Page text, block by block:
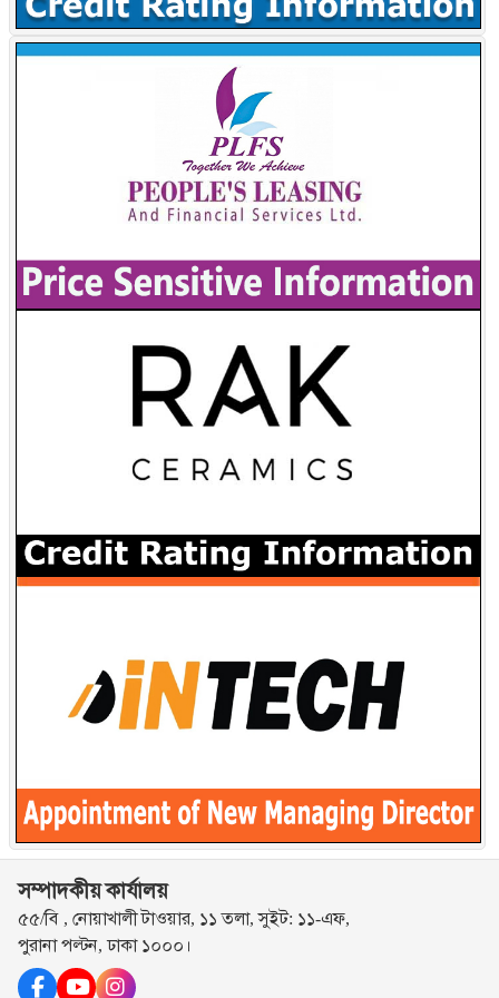
সম্পাদকীয় কার্যালয়
৫৫/বি , নোয়াখালী টাওয়ার, ১১ তলা, সুইট: ১১-এফ,
পুরানা পল্টন, ঢাকা ১০০০।